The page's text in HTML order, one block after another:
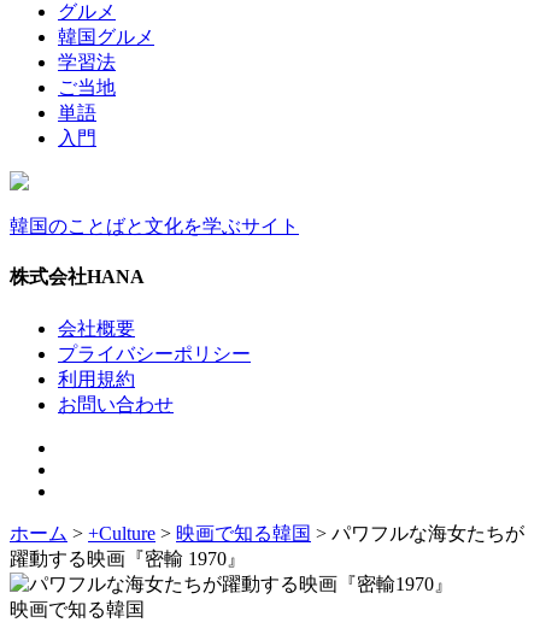
グルメ
韓国グルメ
学習法
ご当地
単語
入門
韓国のことばと文化を学ぶサイト
株式会社HANA
会社概要
プライバシーポリシー
利用規約
お問い合わせ
ホーム > +Culture > 映画で知る韓国 > パワフルな海女たちが
躍動する映画『密輸 1970』
映画で知る韓国